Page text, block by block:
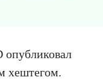
опубликовал
хештегом.